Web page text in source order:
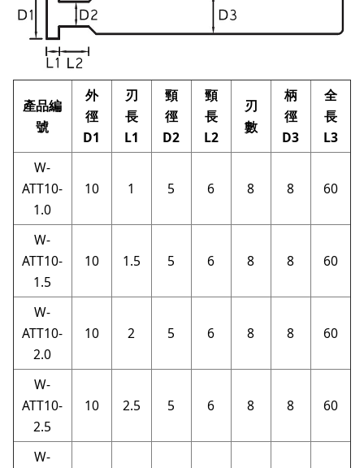
產品編
號
外
徑
D1
刃
長
L1
頸
徑
D2
頸
長
L2
刃
數
柄
徑
D3
全
長
L3
W-
ATT10-
1.0
10 1 5 6 8 8 60
W-
ATT10-
1.5
10 1.5 5 6 8 8 60
W-
ATT10-
2.0
10 2 5 6 8 8 60
W-
ATT10-
2.5
10 2.5 5 6 8 8 60
W-